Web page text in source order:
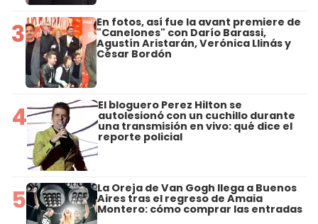
3 En fotos, así fue la avant premiere de
"Canelones" con Darío Barassi,
Agustín Aristarán, Verónica Llinás y
César Bordón
4 El bloguero Perez Hilton se
autolesionó con un cuchillo durante
una transmisión en vivo: qué dice el
reporte policial
5 La Oreja de Van Gogh llega a Buenos
Aires tras el regreso de Amaia
Montero: cómo comprar las entradas